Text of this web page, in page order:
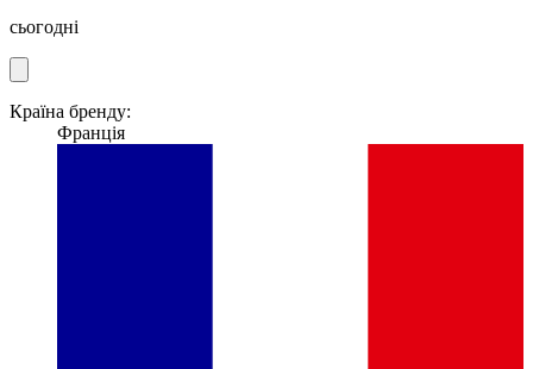
сьогодні
Країна бренду:
Франція